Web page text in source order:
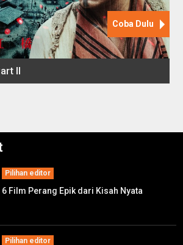
Pilihan editor
6 Film Perang Epik dari Kisah Nyata
Pilihan editor